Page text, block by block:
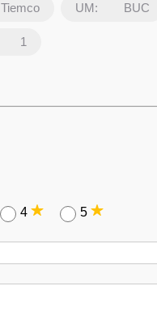
Tiemco UM: BUC
1
4
5